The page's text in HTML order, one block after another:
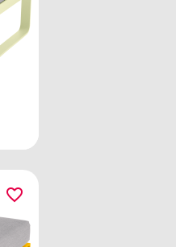
favorite_border